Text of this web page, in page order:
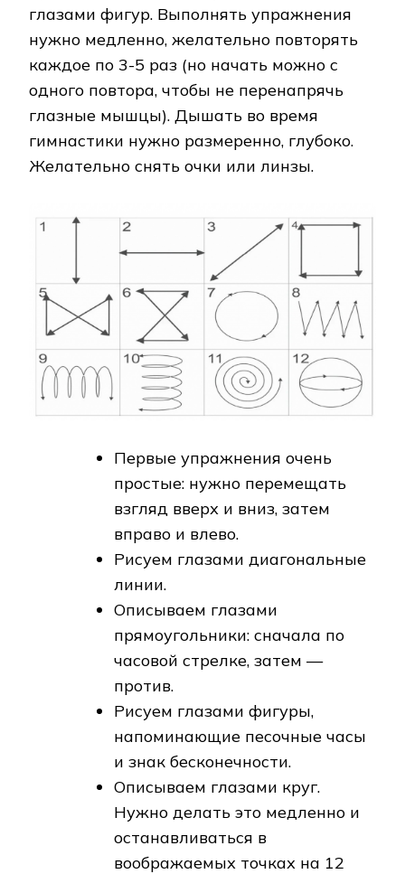
глазами фигур. Выполнять упражнения
нужно медленно, желательно повторять
каждое по 3-5 раз (но начать можно с
одного повтора, чтобы не перенапрячь
глазные мышцы). Дышать во время
гимнастики нужно размеренно, глубоко.
Желательно снять очки или линзы.
Первые упражнения очень
простые: нужно перемещать
взгляд вверх и вниз, затем
вправо и влево.
Рисуем глазами диагональные
линии.
Описываем глазами
прямоугольники: сначала по
часовой стрелке, затем —
против.
Рисуем глазами фигуры,
напоминающие песочные часы
и знак бесконечности.
Описываем глазами круг.
Нужно делать это медленно и
останавливаться в
воображаемых точках на 12